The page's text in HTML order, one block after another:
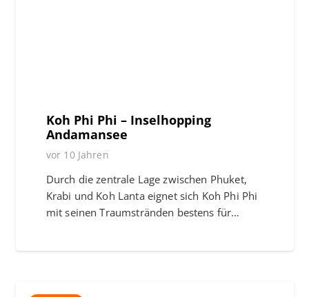
Koh Phi Phi – Inselhopping
Andamansee
vor 10 Jahren
Durch die zentrale Lage zwischen Phuket,
Krabi und Koh Lanta eignet sich Koh Phi Phi
mit seinen Traumstränden bestens für…